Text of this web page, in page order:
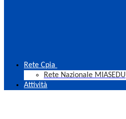
Rete Cpia
Rete Nazionale MIASEDU
Attività